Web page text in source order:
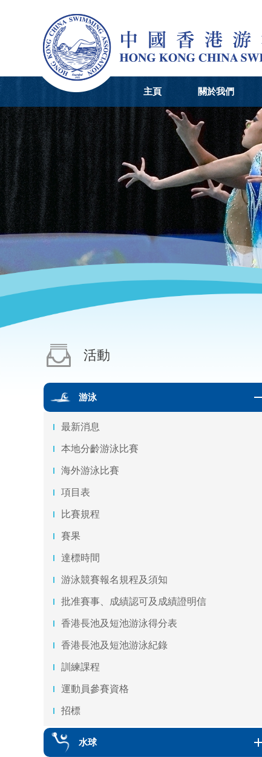
主頁 關於我們
活動
游泳
最新消息
本地分齡游泳比賽
海外游泳比賽
項目表
比賽規程
賽果
達標時間
游泳競賽報名規程及須知
批准賽事、成績認可及成績證明信
香港長池及短池游泳得分表
香港長池及短池游泳紀錄
訓練課程
運動員參賽資格
招標
水球